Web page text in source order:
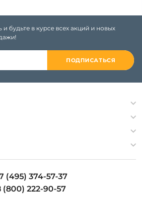
будьте в курсе всех акций и новых
ПОДПИСАТЬСЯ
(495) 374-57-37
(800) 222-90-57